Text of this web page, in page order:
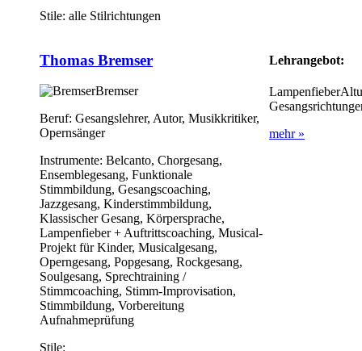
Stile: alle Stilrichtungen
Thomas Bremser
Bremser
Beruf: Gesangslehrer, Autor, Musikkritiker,
Opernsänger
Instrumente: Belcanto, Chorgesang,
Ensemblegesang, Funktionale
Stimmbildung, Gesangscoaching,
Jazzgesang, Kinderstimmbildung,
Klassischer Gesang, Körpersprache,
Lampenfieber + Auftrittscoaching, Musical-
Projekt für Kinder, Musicalgesang,
Operngesang, Popgesang, Rockgesang,
Soulgesang, Sprechtraining /
Stimmcoaching, Stimm-Improvisation,
Stimmbildung, Vorbereitung
Aufnahmeprüfung
Stile:
Lehrangebot:
mehr »